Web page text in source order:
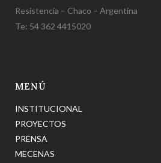
Resistencia – Chaco – Argentina
Te: 54 362 4415020
MENÚ
INSTITUCIONAL
PROYECTOS
PRENSA
MECENAS